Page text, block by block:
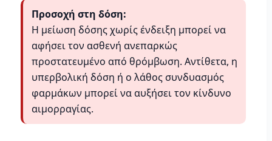
Προσοχή στη δόση:
Η μείωση δόσης χωρίς ένδειξη μπορεί να
αφήσει τον ασθενή ανεπαρκώς
προστατευμένο από θρόμβωση. Αντίθετα, η
υπερβολική δόση ή ο λάθος συνδυασμός
φαρμάκων μπορεί να αυξήσει τον κίνδυνο
αιμορραγίας.